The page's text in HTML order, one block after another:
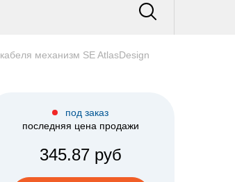
механизм SE AtlasDesign
под заказ
последняя цена продажи
345.87 руб